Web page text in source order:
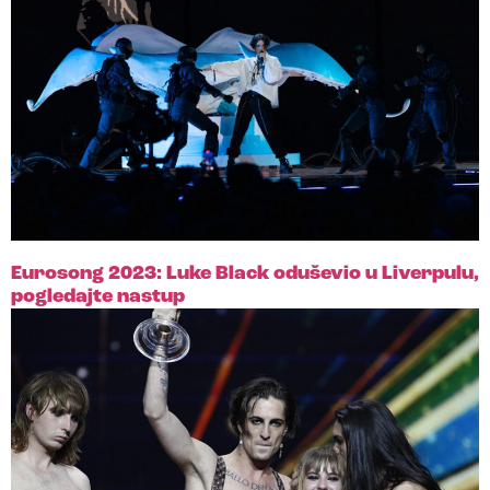
Eurosong 2023: Luke Black oduševio u Liverpulu,
pogledajte nastup